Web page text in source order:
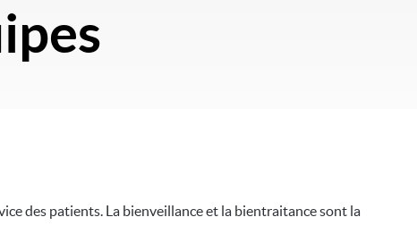
des patients. La bienveillance et la bientraitance sont la